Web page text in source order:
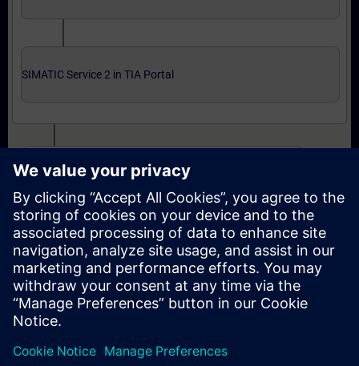
SIMATIC Service 2 in TIA Portal
SIMATIC Service 3 in TIA Portal
SIMATIC Service 3 in TIA Portal